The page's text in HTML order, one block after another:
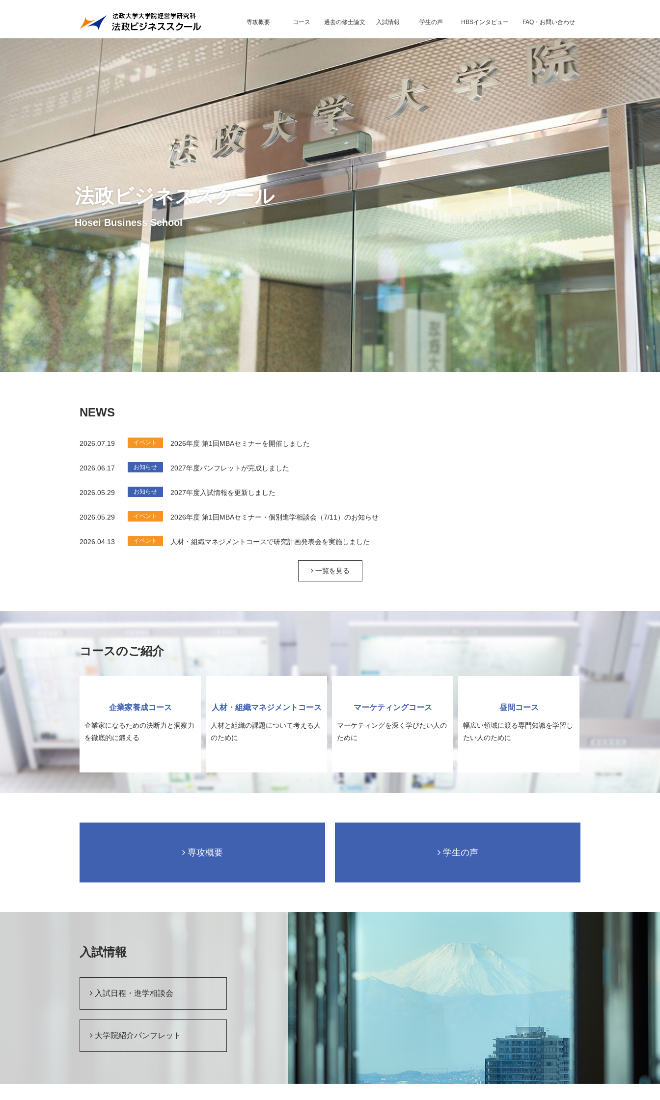
専攻概要 コース 過去の修士論文 入試情報 学生の声 HBSインタビュー FAQ・お問い合わせ
法政ビジネススクール
Hosei Business School
NEWS
2026.07.19 イベント 2026年度 第1回MBAセミナーを開催しました
2026.06.17 お知らせ 2027年度パンフレットが完成しました
2026.05.29 お知らせ 2027年度入試情報を更新しました
2026.05.29 イベント 2026年度 第1回MBAセミナー・個別進学相談会（7/11）のお知らせ
2026.04.13 イベント 人材・組織マネジメントコースで研究計画発表会を実施しました
一覧を見る
コースのご紹介
企業家養成コース
企業家になるための決断力と洞察力
を徹底的に鍛える
人材・組織マネジメントコース
人材と組織の課題について考える人
のために
マーケティングコース
マーケティングを深く学びたい人の
ために
昼間コース
幅広い領域に渡る専門知識を学習し
たい人のために
専攻概要 学生の声
入試情報
入試日程・進学相談会
大学院紹介パンフレット